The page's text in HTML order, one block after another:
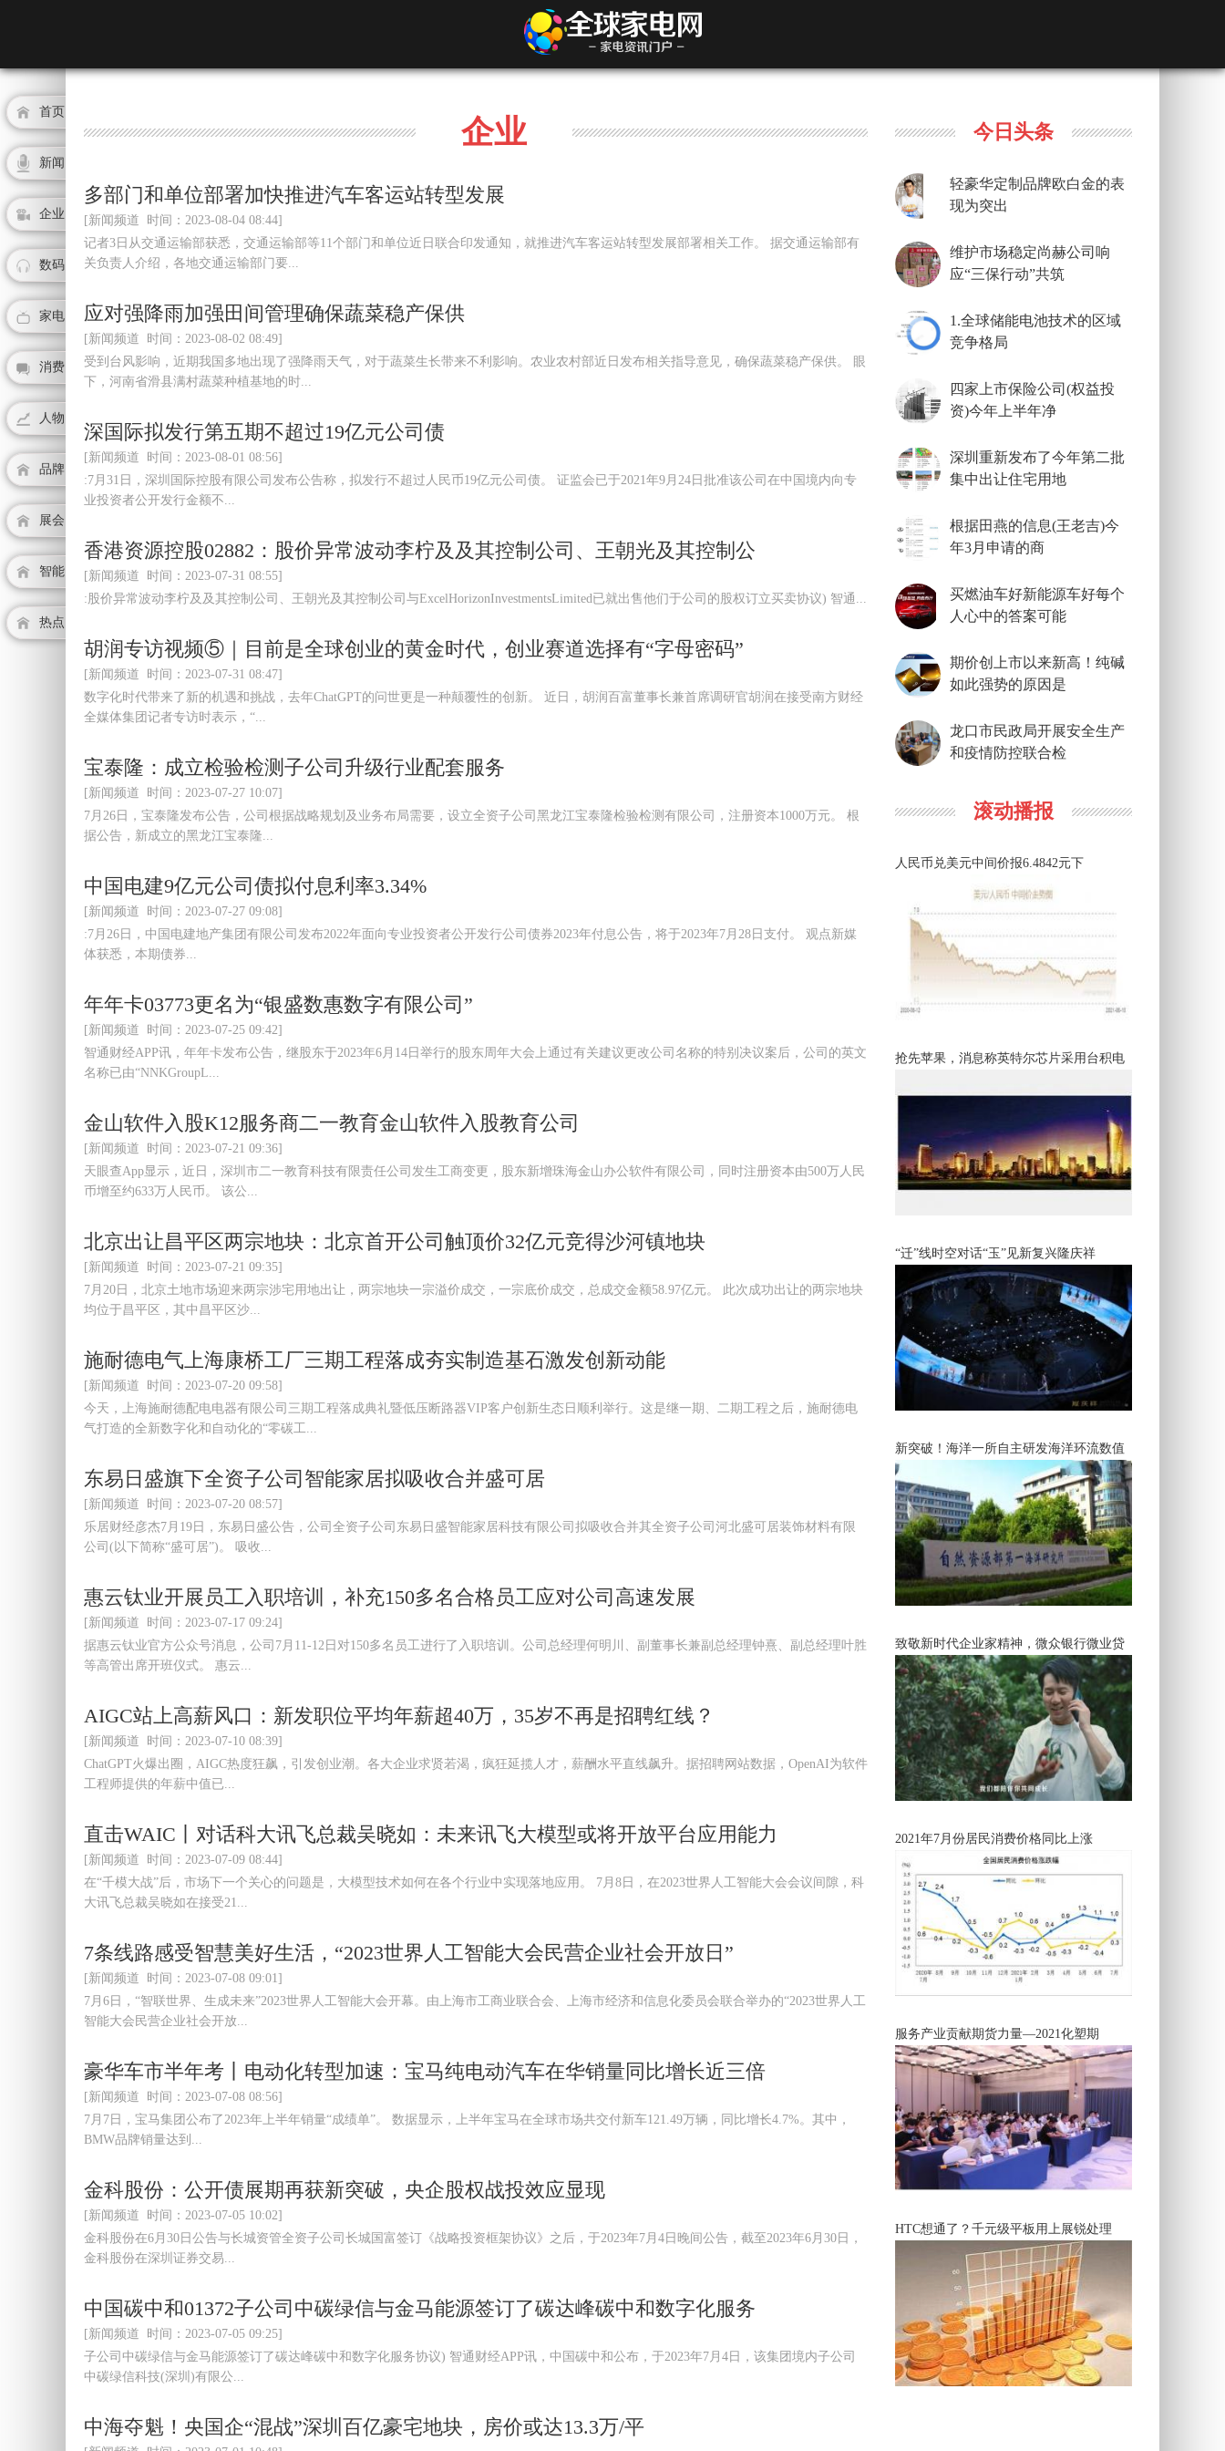
首页
新闻
企业
数码
家电
消费
人物
品牌
展会
智能
热点
企业
多部门和单位部署加快推进汽车客运站转型发展
[新闻频道 时间：2023-08-04 08:44]
记者3日从交通运输部获悉，交通运输部等11个部门和单位近日联合印发通知，就推进汽车客运站转型发展部署相关工作。 据交通运输部有
关负责人介绍，各地交通运输部门要...
应对强降雨加强田间管理确保蔬菜稳产保供
[新闻频道 时间：2023-08-02 08:49]
受到台风影响，近期我国多地出现了强降雨天气，对于蔬菜生长带来不利影响。农业农村部近日发布相关指导意见，确保蔬菜稳产保供。 眼
下，河南省滑县满村蔬菜种植基地的时...
深国际拟发行第五期不超过19亿元公司债
[新闻频道 时间：2023-08-01 08:56]
:7月31日，深圳国际控股有限公司发布公告称，拟发行不超过人民币19亿元公司债。 证监会已于2021年9月24日批准该公司在中国境内向专
业投资者公开发行金额不...
香港资源控股02882：股价异常波动李柠及及其控制公司、王朝光及其控制公
[新闻频道 时间：2023-07-31 08:55]
:股价异常波动李柠及及其控制公司、王朝光及其控制公司与ExcelHorizonInvestmentsLimited已就出售他们于公司的股权订立买卖协议) 智通...
胡润专访视频⑤｜目前是全球创业的黄金时代，创业赛道选择有“字母密码”
[新闻频道 时间：2023-07-31 08:47]
数字化时代带来了新的机遇和挑战，去年ChatGPT的问世更是一种颠覆性的创新。 近日，胡润百富董事长兼首席调研官胡润在接受南方财经
全媒体集团记者专访时表示，“...
宝泰隆：成立检验检测子公司升级行业配套服务
[新闻频道 时间：2023-07-27 10:07]
7月26日，宝泰隆发布公告，公司根据战略规划及业务布局需要，设立全资子公司黑龙江宝泰隆检验检测有限公司，注册资本1000万元。 根
据公告，新成立的黑龙江宝泰隆...
中国电建9亿元公司债拟付息利率3.34%
[新闻频道 时间：2023-07-27 09:08]
:7月26日，中国电建地产集团有限公司发布2022年面向专业投资者公开发行公司债券2023年付息公告，将于2023年7月28日支付。 观点新媒
体获悉，本期债券...
年年卡03773更名为“银盛数惠数字有限公司”
[新闻频道 时间：2023-07-25 09:42]
智通财经APP讯，年年卡发布公告，继股东于2023年6月14日举行的股东周年大会上通过有关建议更改公司名称的特别决议案后，公司的英文
名称已由“NNKGroupL...
金山软件入股K12服务商二一教育金山软件入股教育公司
[新闻频道 时间：2023-07-21 09:36]
天眼查App显示，近日，深圳市二一教育科技有限责任公司发生工商变更，股东新增珠海金山办公软件有限公司，同时注册资本由500万人民
币增至约633万人民币。 该公...
北京出让昌平区两宗地块：北京首开公司触顶价32亿元竞得沙河镇地块
[新闻频道 时间：2023-07-21 09:35]
7月20日，北京土地市场迎来两宗涉宅用地出让，两宗地块一宗溢价成交，一宗底价成交，总成交金额58.97亿元。 此次成功出让的两宗地块
均位于昌平区，其中昌平区沙...
施耐德电气上海康桥工厂三期工程落成夯实制造基石激发创新动能
[新闻频道 时间：2023-07-20 09:58]
今天，上海施耐德配电电器有限公司三期工程落成典礼暨低压断路器VIP客户创新生态日顺利举行。这是继一期、二期工程之后，施耐德电
气打造的全新数字化和自动化的“零碳工...
东易日盛旗下全资子公司智能家居拟吸收合并盛可居
[新闻频道 时间：2023-07-20 08:57]
乐居财经彦杰7月19日，东易日盛公告，公司全资子公司东易日盛智能家居科技有限公司拟吸收合并其全资子公司河北盛可居装饰材料有限
公司(以下简称“盛可居”)。 吸收...
惠云钛业开展员工入职培训，补充150多名合格员工应对公司高速发展
[新闻频道 时间：2023-07-17 09:24]
据惠云钛业官方公众号消息，公司7月11-12日对150多名员工进行了入职培训。公司总经理何明川、副董事长兼副总经理钟熹、副总经理叶胜
等高管出席开班仪式。 惠云...
AIGC站上高薪风口：新发职位平均年薪超40万，35岁不再是招聘红线？
[新闻频道 时间：2023-07-10 08:39]
ChatGPT火爆出圈，AIGC热度狂飙，引发创业潮。各大企业求贤若渴，疯狂延揽人才，薪酬水平直线飙升。据招聘网站数据，OpenAI为软件
工程师提供的年薪中值已...
直击WAIC丨对话科大讯飞总裁吴晓如：未来讯飞大模型或将开放平台应用能力
[新闻频道 时间：2023-07-09 08:44]
在“千模大战”后，市场下一个关心的问题是，大模型技术如何在各个行业中实现落地应用。 7月8日，在2023世界人工智能大会会议间隙，科
大讯飞总裁吴晓如在接受21...
7条线路感受智慧美好生活，“2023世界人工智能大会民营企业社会开放日”
[新闻频道 时间：2023-07-08 09:01]
7月6日，“智联世界、生成未来”2023世界人工智能大会开幕。由上海市工商业联合会、上海市经济和信息化委员会联合举办的“2023世界人工
智能大会民营企业社会开放...
豪华车市半年考丨电动化转型加速：宝马纯电动汽车在华销量同比增长近三倍
[新闻频道 时间：2023-07-08 08:56]
7月7日，宝马集团公布了2023年上半年销量“成绩单”。 数据显示，上半年宝马在全球市场共交付新车121.49万辆，同比增长4.7%。其中，
BMW品牌销量达到...
金科股份：公开债展期再获新突破，央企股权战投效应显现
[新闻频道 时间：2023-07-05 10:02]
金科股份在6月30日公告与长城资管全资子公司长城国富签订《战略投资框架协议》之后，于2023年7月4日晚间公告，截至2023年6月30日，
金科股份在深圳证券交易...
中国碳中和01372子公司中碳绿信与金马能源签订了碳达峰碳中和数字化服务
[新闻频道 时间：2023-07-05 09:25]
子公司中碳绿信与金马能源签订了碳达峰碳中和数字化服务协议) 智通财经APP讯，中国碳中和公布，于2023年7月4日，该集团境内子公司
中碳绿信科技(深圳)有限公...
中海夺魁！央国企“混战”深圳百亿豪宅地块，房价或达13.3万/平
今日头条
轻豪华定制品牌欧白金的表
现为突出
维护市场稳定尚赫公司响
应“三保行动”共筑
1.全球储能电池技术的区域
竞争格局
四家上市保险公司(权益投
资)今年上半年净
深圳重新发布了今年第二批
集中出让住宅用地
根据田燕的信息(王老吉)今
年3月申请的商
买燃油车好新能源车好每个
人心中的答案可能
期价创上市以来新高！纯碱
如此强势的原因是
龙口市民政局开展安全生产
和疫情防控联合检
滚动播报
人民币兑美元中间价报6.4842元下
抢先苹果，消息称英特尔芯片采用台积电
“迁”线时空对话“玉”见新复兴隆庆祥
新突破！海洋一所自主研发海洋环流数值
致敬新时代企业家精神，微众银行微业贷
2021年7月份居民消费价格同比上涨
服务产业贡献期货力量—2021化塑期
HTC想通了？千元级平板用上展锐处理